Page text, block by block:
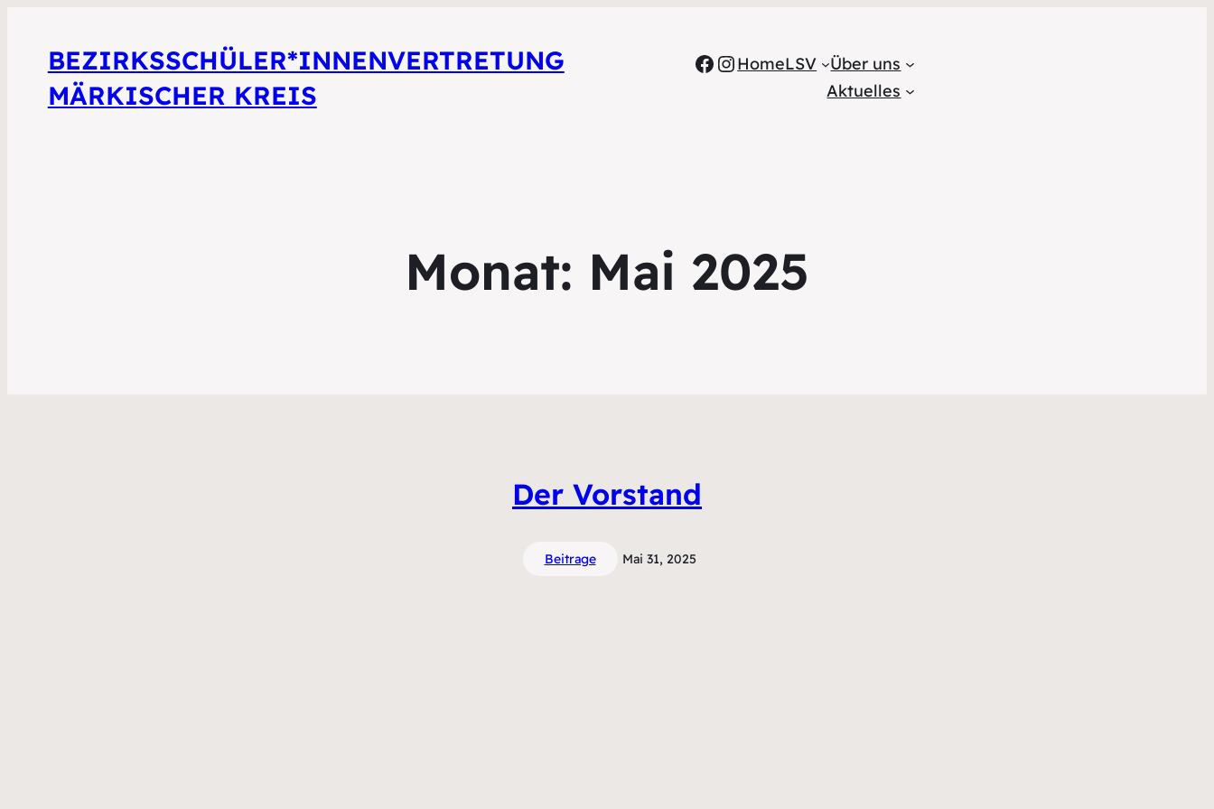
BEZIRKSSCHÜLER*INNENVERTRETUNG
MÄRKISCHER KREIS
Facebook
Instagram
HomeLSV
Über uns
Aktuelles
Monat: Mai 2025
Der Vorstand
Beitrage Mai 31, 2025